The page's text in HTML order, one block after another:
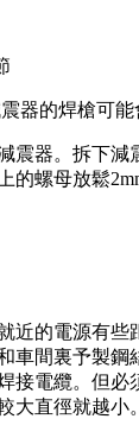
器的焊槍可能
震器。拆下減
的螺母放鬆
近的電源有些
車間裏予製鋼
接電纜。但必
大直徑就越小。